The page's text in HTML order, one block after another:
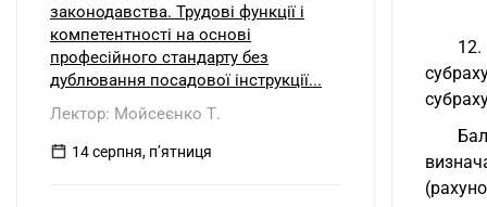
законодавства. Трудові функції і
компетентності на основі
професійного стандарту без
дублювання посадової інструкції...
Лектор: Мойсеєнко Т.
14 серпня, пʼятниця